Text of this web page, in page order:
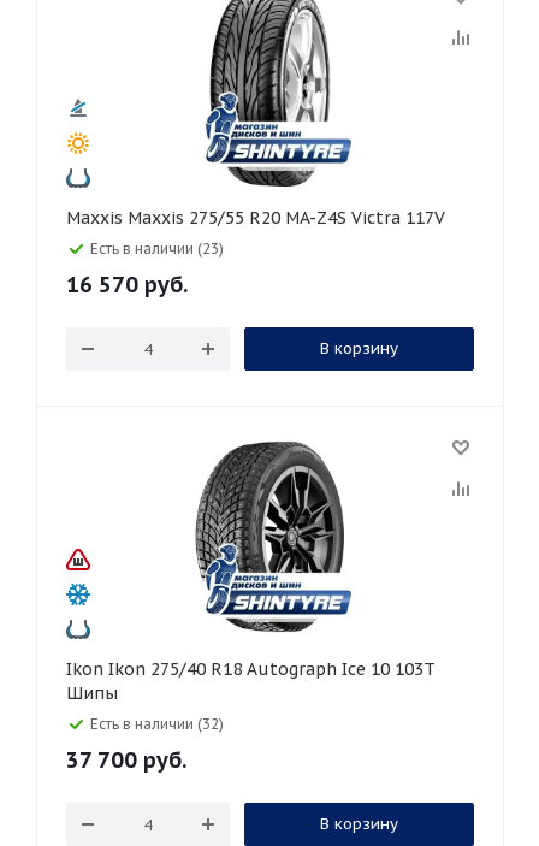
Maxxis Maxxis 275/55 R20 MA-Z4S Victra 117V
Есть в наличии (23)
16 570 руб.
В корзину
Ikon Ikon 275/40 R18 Autograph Ice 10 103T
Шипы
Есть в наличии (32)
37 700 руб.
В корзину